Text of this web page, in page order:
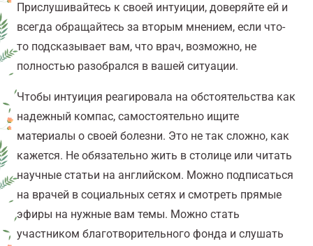
Прислушивайтесь к своей интуиции, доверяйте ей и
всегда обращайтесь за вторым мнением, если что-
то подсказывает вам, что врач, возможно, не
полностью разобрался в вашей ситуации.
Чтобы интуиция реагировала на обстоятельства как
надежный компас, самостоятельно ищите
материалы о своей болезни. Это не так сложно, как
кажется. Не обязательно жить в столице или читать
научные статьи на английском. Можно подписаться
на врачей в социальных сетях и смотреть прямые
эфиры на нужные вам темы. Можно стать
участником благотворительного фонда и слушать